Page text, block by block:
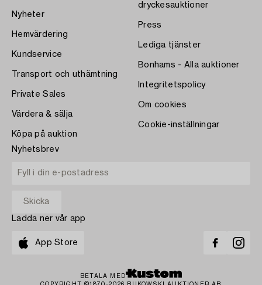
Nyheter
Hemvärdering
Kundservice
Transport och uthämtning
Private Sales
Värdera & sälja
Köpa på auktion
dryckesauktioner
Press
Lediga tjänster
Bonhams - Alla auktioner
Integritetspolicy
Om cookies
Cookie-inställningar
Nyhetsbrev
Ladda ner vår app
App Store
BETALA MED